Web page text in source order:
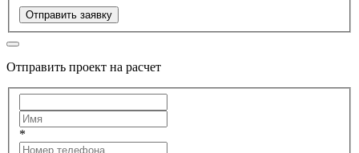
Отправить заявку
Отправить проект на расчет
*